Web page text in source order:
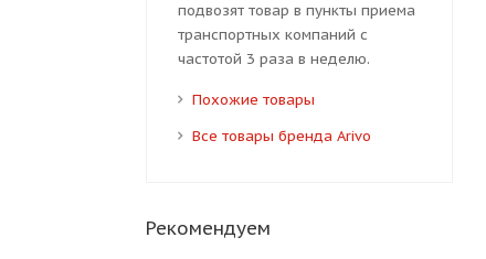
подвозят товар в пункты приема
транспортных компаний с
частотой 3 раза в неделю.
Похожие товары
Все товары бренда Arivo
Рекомендуем